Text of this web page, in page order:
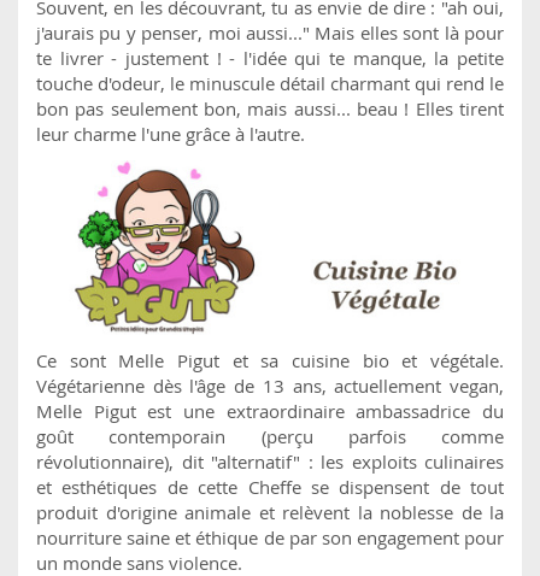
Souvent, en les découvrant, tu as envie de dire : "ah oui,
j'aurais pu y penser, moi aussi..." Mais elles sont là pour
te livrer - justement ! - l'idée qui te manque, la petite
touche d'odeur, le minuscule détail charmant qui rend le
bon pas seulement bon, mais aussi... beau ! Elles tirent
leur charme l'une grâce à l'autre.
Ce sont Melle Pigut et sa cuisine bio et végétale.
Végétarienne dès l'âge de 13 ans, actuellement vegan,
Melle Pigut est une extraordinaire ambassadrice du
goût contemporain (perçu parfois comme
révolutionnaire), dit "alternatif" : les exploits culinaires
et esthétiques de cette Cheffe se dispensent de tout
produit d'origine animale et relèvent la noblesse de la
nourriture saine et éthique de par son engagement pour
un monde sans violence.